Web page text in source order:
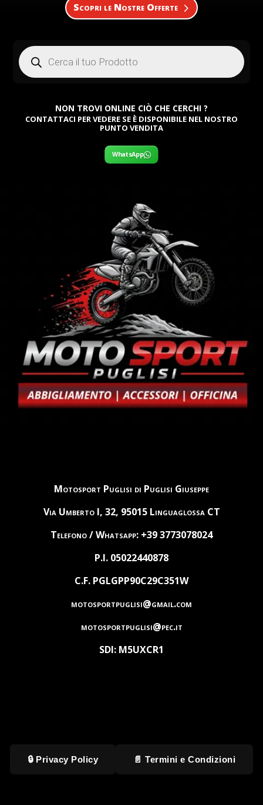
Scopri le Nostre Offerte
Products
search
NON TROVI ONLINE CIÒ CHE CERCHI ?
CONTATTACI PER VEDERE SE È DISPONIBILE NEL NOSTRO
PUNTO VENDITA
WhatsApp
Motosport Puglisi di Puglisi Giuseppe
Via Umberto I, 32, 95015 Linguaglossa CT
Telefono / Whatsapp: +39 3773078024
P.I. 05022440878
C.F. PGLGPP90C29C351W
motosportpuglisi@gmail.com
motosportpuglisi@pec.it
SDI: M5UXCR1
🔒 Privacy Policy 📄 Termini e Condizioni